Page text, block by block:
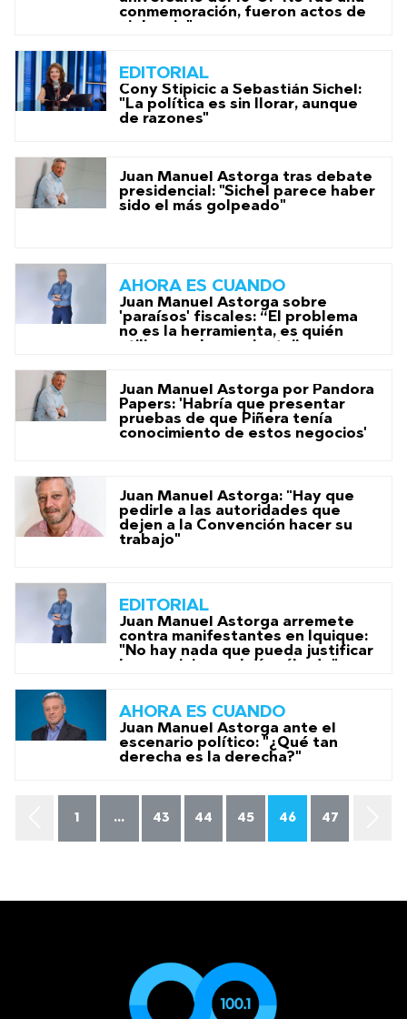
conmemoración, fueron actos de
violencia"
EDITORIAL
Cony Stipicic a Sebastián Sichel:
"La política es sin llorar, aunque
de razones"
Juan Manuel Astorga tras debate
presidencial: "Sichel parece haber
sido el más golpeado"
AHORA ES CUANDO
Juan Manuel Astorga sobre
'paraísos' fiscales: “El problema
no es la herramienta, es quién
utiliza esa herramienta”
Juan Manuel Astorga por Pandora
Papers: 'Habría que presentar
pruebas de que Piñera tenía
conocimiento de estos negocios'
Juan Manuel Astorga: "Hay que
pedirle a las autoridades que
dejen a la Convención hacer su
trabajo"
EDITORIAL
Juan Manuel Astorga arremete
contra manifestantes en Iquique:
"No hay nada que pueda justificar
lo que vivimos el día sábado"
AHORA ES CUANDO
Juan Manuel Astorga ante el
escenario político: "¿Qué tan
derecha es la derecha?"
1 ... 43 44 45 46 47